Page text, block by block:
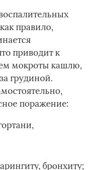
правило,
приводит к
мокроты кашлю,
грудиной.
поражение:
бронхиту;